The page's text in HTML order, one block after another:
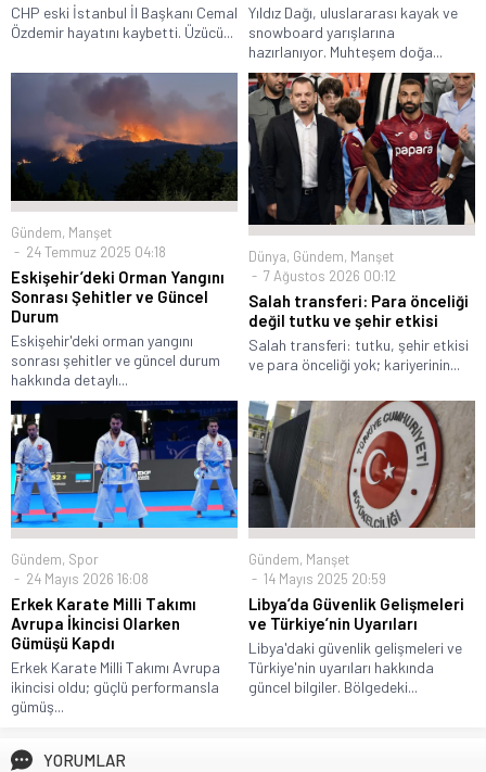
CHP eski İstanbul İl Başkanı Cemal
Özdemir hayatını kaybetti. Üzücü...
Yıldız Dağı, uluslararası kayak ve
snowboard yarışlarına
hazırlanıyor. Muhteşem doğa...
Gündem, Manşet
24 Temmuz 2025 04:18
Eskişehir’deki Orman Yangını
Sonrası Şehitler ve Güncel
Durum
Eskişehir'deki orman yangını
sonrası şehitler ve güncel durum
hakkında detaylı...
Dünya, Gündem, Manşet
7 Ağustos 2026 00:12
Salah transferi: Para önceliği
değil tutku ve şehir etkisi
Salah transferi: tutku, şehir etkisi
ve para önceliği yok; kariyerinin...
Gündem, Spor
24 Mayıs 2026 16:08
Erkek Karate Milli Takımı
Avrupa İkincisi Olarken
Gümüşü Kapdı
Erkek Karate Milli Takımı Avrupa
ikincisi oldu; güçlü performansla
gümüş...
Gündem, Manşet
14 Mayıs 2025 20:59
Libya’da Güvenlik Gelişmeleri
ve Türkiye’nin Uyarıları
Libya'daki güvenlik gelişmeleri ve
Türkiye'nin uyarıları hakkında
güncel bilgiler. Bölgedeki...
YORUMLAR